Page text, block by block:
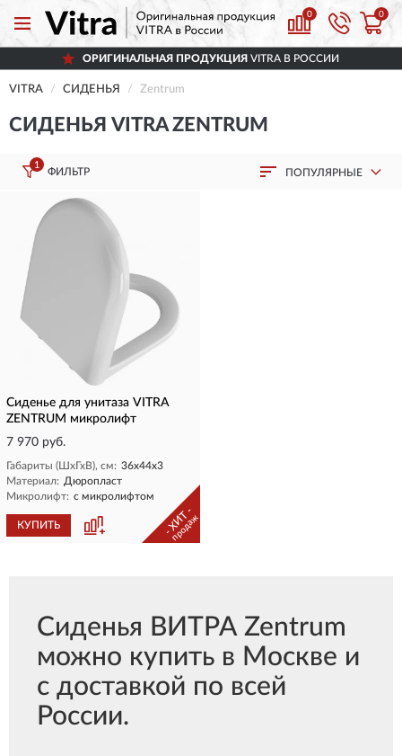
0 0
ОРИГИНАЛЬНАЯ ПРОДУКЦИЯ VITRA В РОССИИ
VITRA СИДЕНЬЯ Zentrum
СИДЕНЬЯ VITRA ZENTRUM
1
ФИЛЬТР ПОПУЛЯРНЫЕ
Сиденье для унитаза VITRA
ZENTRUM микролифт
7 970 руб.
Габариты (ШхГхВ), см: 36х44х3
Материал: Дюропласт
Микролифт: с микролифтом
КУПИТЬ - ХИТ -
продаж
Сиденья ВИТРА Zentrum
можно купить в Москве и
с доставкой по всей
России.